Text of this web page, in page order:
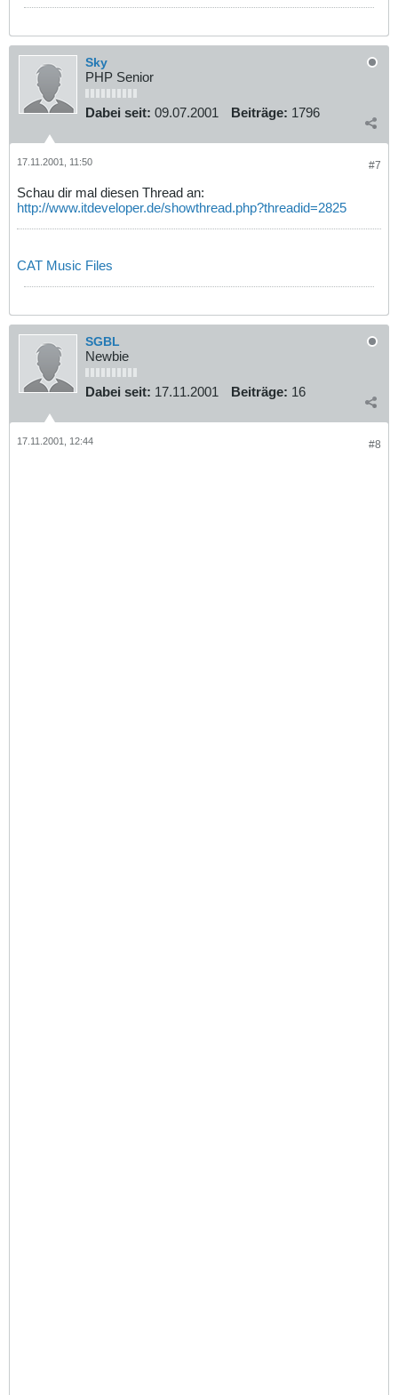
Sky
PHP Senior
Dabei seit: 09.07.2001 Beiträge: 1796
#7
17.11.2001, 11:50
Schau dir mal diesen Thread an:
http://www.itdeveloper.de/showthread.php?threadid=2825
CAT Music Files
SGBL
Newbie
Dabei seit: 17.11.2001 Beiträge: 16
#8
17.11.2001, 12:44